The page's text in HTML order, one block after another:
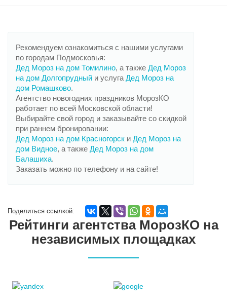
Рекомендуем ознакомиться с нашими услугами
по городам Подмосковья:
Дед Мороз на дом Томилино, а также Дед Мороз
на дом Долгопрудный и услугаДед Мороз на
дом Ромашково.
Агентство новогодних праздников МорозКО
работает по всей Московской области!
Выбирайте свой город и заказывайте со скидкой
при раннем бронировании:
Дед Мороз на дом Красногорск и Дед Мороз на
дом Видное, а также Дед Мороз на дом
Балашиха.
Заказать можно по телефону и на сайте!
Поделиться ссылкой:
Рейтинги агентства МорозКО на
независимых площадках